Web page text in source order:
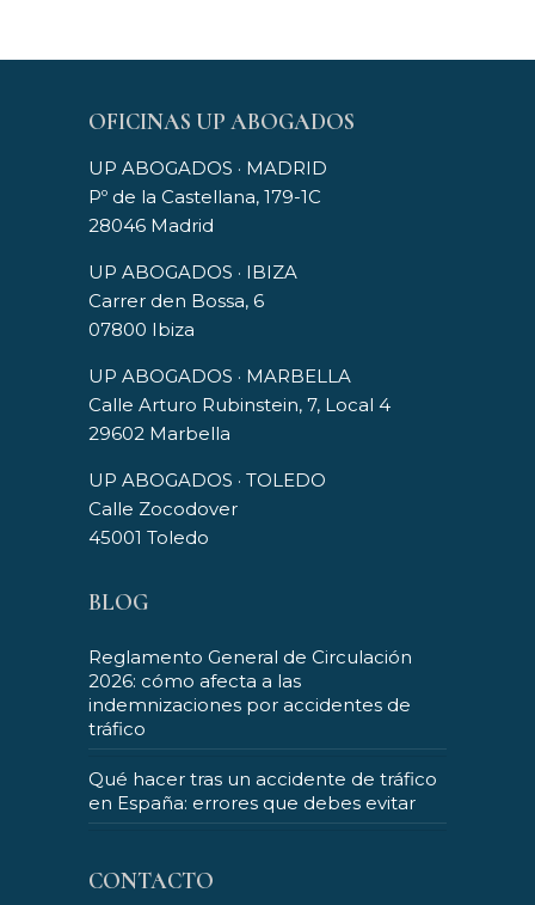
OFICINAS UP ABOGADOS
UP ABOGADOS · MADRID
Pº de la Castellana, 179-1C
28046 Madrid
UP ABOGADOS · IBIZA
Carrer den Bossa, 6
07800 Ibiza
UP ABOGADOS · MARBELLA
Calle Arturo Rubinstein, 7, Local 4
29602 Marbella
UP ABOGADOS · TOLEDO
Calle Zocodover
45001 Toledo
BLOG
Reglamento General de Circulación
2026: cómo afecta a las
indemnizaciones por accidentes de
tráfico
Qué hacer tras un accidente de tráfico
en España: errores que debes evitar
CONTACTO